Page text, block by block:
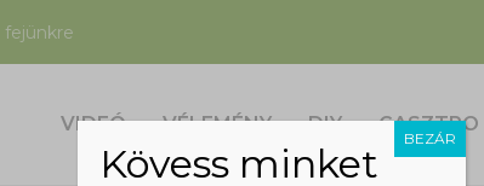
fejünkre
VIDEÓ VÉLEMÉNY DIY GASZTRO
Kövess minket
BEZÁR